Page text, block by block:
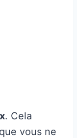
. Cela
vous ne